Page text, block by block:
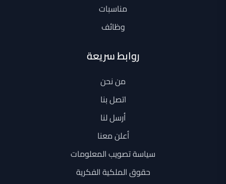
مناسبات
وظائف
روابط سريعة
من نحن
اتصل بنا
أرسل لنا
أعلن معنا
سياسة تصويب المعلومات
حقوق الملكية الفكرية